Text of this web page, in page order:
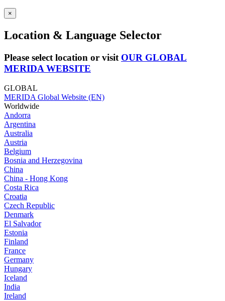
×
Location & Language Selector
Please select location or visit OUR GLOBAL
MERIDA WEBSITE
GLOBAL
MERIDA Global Website (EN)
Worldwide
Andorra
Argentina
Australia
Austria
Belgium
Bosnia and Herzegovina
China
China - Hong Kong
Costa Rica
Croatia
Czech Republic
Denmark
El Salvador
Estonia
Finland
France
Germany
Hungary
Iceland
India
Ireland